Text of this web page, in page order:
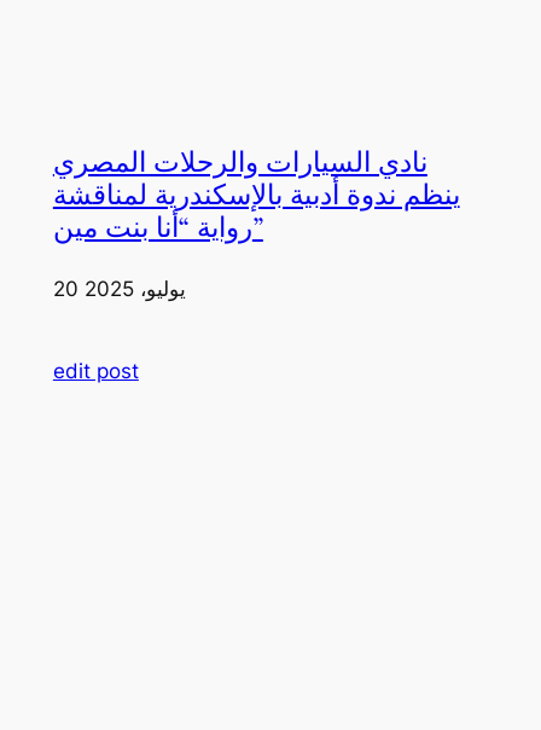
نادي السيارات والرحلات المصري
ينظم ندوة أدبية بالإسكندرية لمناقشة
رواية “أنا بنت مين”
20 يوليو، 2025
edit post